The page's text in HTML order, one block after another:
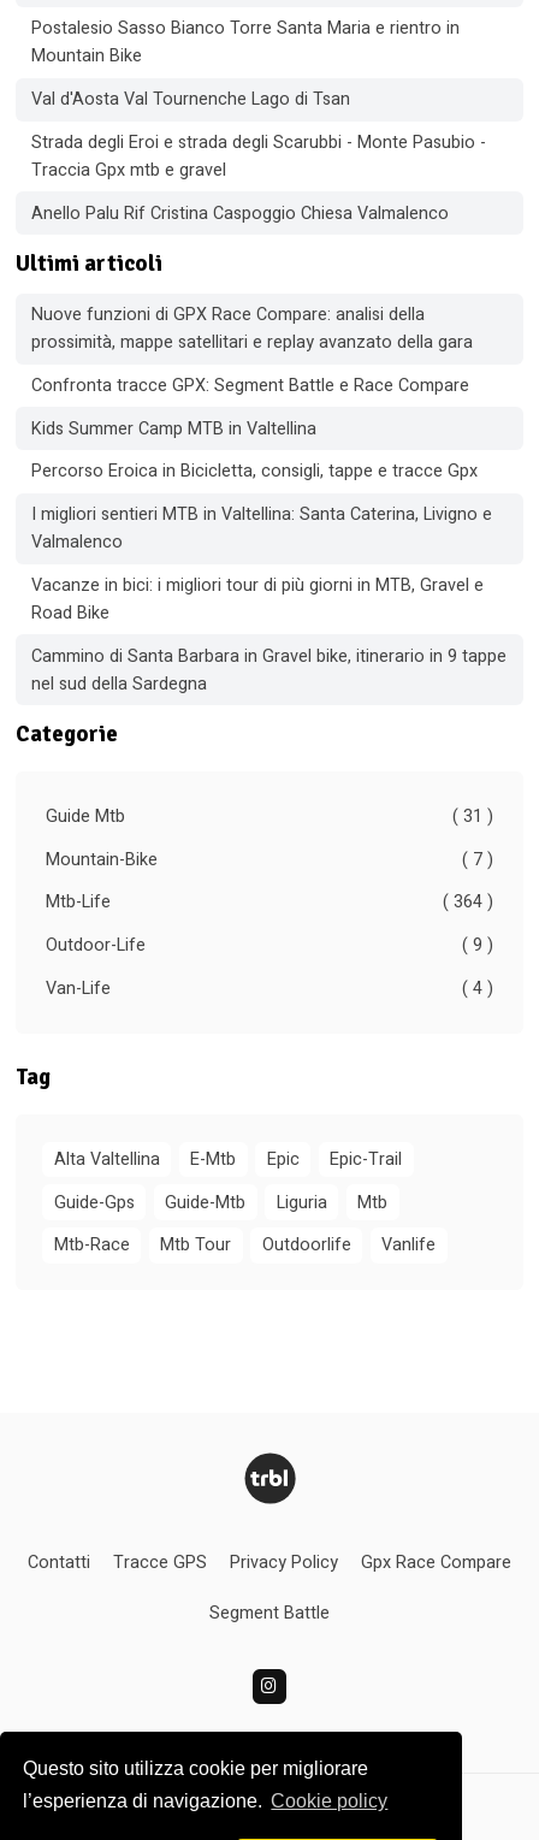
Questo sito utilizza cookie per migliorare
l’esperienza di navigazione. Cookie policy
Postalesio Sasso Bianco Torre Santa Maria e rientro in
Mountain Bike
Val d'Aosta Val Tournenche Lago di Tsan
Strada degli Eroi e strada degli Scarubbi - Monte Pasubio -
Traccia Gpx mtb e gravel
Anello Palu Rif Cristina Caspoggio Chiesa Valmalenco
Ultimi articoli
Nuove funzioni di GPX Race Compare: analisi della
prossimità, mappe satellitari e replay avanzato della gara
Confronta tracce GPX: Segment Battle e Race Compare
Kids Summer Camp MTB in Valtellina
Percorso Eroica in Bicicletta, consigli, tappe e tracce Gpx
I migliori sentieri MTB in Valtellina: Santa Caterina, Livigno e
Valmalenco
Vacanze in bici: i migliori tour di più giorni in MTB, Gravel e
Road Bike
Cammino di Santa Barbara in Gravel bike, itinerario in 9 tappe
nel sud della Sardegna
Categorie
Guide Mtb
( 31 )
Mountain-Bike
( 7 )
Mtb-Life
( 364 )
Outdoor-Life
( 9 )
Van-Life
( 4 )
Tag
Alta Valtellina E-Mtb Epic
Epic-Trail
Guide-Gps
Guide-Mtb Liguria
Mtb
Mtb-Race
Mtb Tour Outdoorlife Vanlife
Contatti Tracce GPS Privacy Policy Gpx Race Compare
Segment Battle
Turbolince.com